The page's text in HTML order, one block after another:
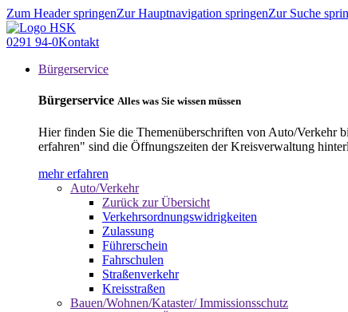
Zum Header springenZur Hauptnavigation springenZur Suche
0291 94-0Kontakt
Bürgerservice
Bürgerservice Alles was Sie wissen müssen
Hier finden Sie die Themenüberschriften von Auto/Verkehr
erfahren" sind die Öffnungszeiten der Kreisverwaltung
mehr erfahren
Auto/Verkehr
Zurück zur Übersicht
Verkehrsordnungswidrigkeiten
Zulassung
Führerschein
Fahrschulen
Straßenverkehr
Kreisstraßen
Bauen/Wohnen/Kataster/ Immissionsschutz